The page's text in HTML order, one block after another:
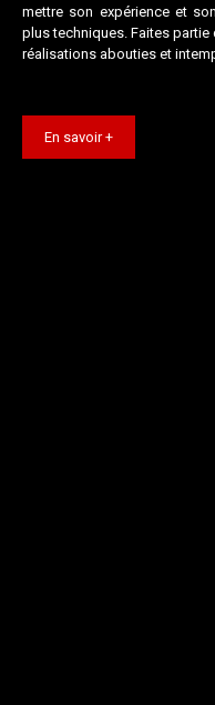
mettre son expérience et
plus techniques. Faites
réalisations abouties et
En savoir +